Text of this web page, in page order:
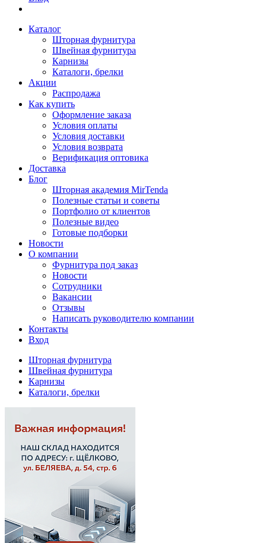
Каталог
Шторная фурнитура
Швейная фурнитура
Карнизы
Каталоги, брелки
Акции
Распродажа
Как купить
Оформление заказа
Условия оплаты
Условия доставки
Условия возврата
Верификация оптовика
Доставка
Блог
Шторная академия MirTenda
Полезные статьи и советы
Портфолио от клиентов
Полезные видео
Готовые подборки
Новости
О компании
Фурнитура под заказ
Новости
Сотрудники
Вакансии
Отзывы
Написать руководителю компании
Контакты
Вход
Шторная фурнитура
Швейная фурнитура
Карнизы
Каталоги, брелки